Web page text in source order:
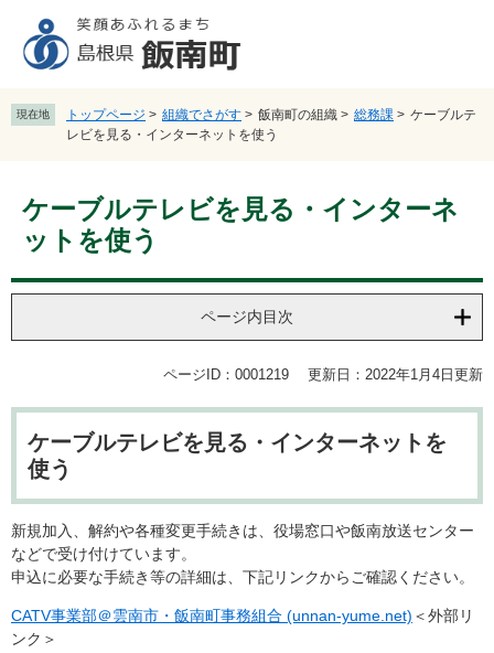
先
頭
を
飛
現在地 トップページ > 組織でさがす > 飯南町の組織 > 総務課 > ケーブルテ
レビを見る・インターネットを使う
文ケーブルテレビを見る・インターネ
ットを使う
ページ内目次
ページID：0001219 更新日：2022年1月4日更新
ケーブルテレビを見る・インターネットを
使う
新規加入、解約や各種変更手続きは、役場窓口や飯南放送センター
などで受け付けています。
申込に必要な手続き等の詳細は、下記リンクからご確認ください。
CATV事業部＠雲南市・飯南町事務組合 (unnan-yume.net) ＜外部リ
ンク＞